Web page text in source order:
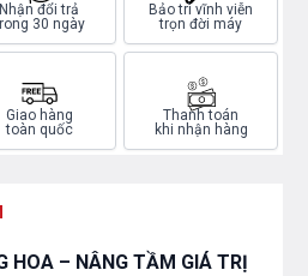
Nhận đổi trả
30 ngày
Bảo trì vĩnh viễn
trọn đời máy
Giao hàng
toàn quốc
Thanh toán
khi nhận hàng
HOA – NÂNG TẦM GIÁ TRỊ